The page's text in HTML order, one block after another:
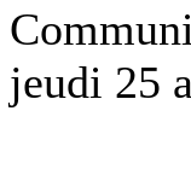
jeudi 25